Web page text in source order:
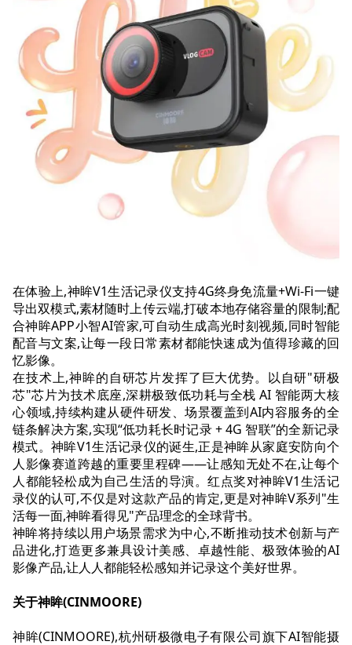
在体验上,神眸V1生活记录仪支持4G终身免流量+Wi-Fi一键
导出双模式,素材随时上传云端,打破本地存储容量的限制;配
合神眸APP小智AI管家,可自动生成高光时刻视频,同时智能
配音与文案,让每一段日常素材都能快速成为值得珍藏的回
忆影像。
在技术上,神眸的自研芯片发挥了巨大优势。以自研"研极
芯"芯片为技术底座,深耕极致低功耗与全栈 AI 智能两大核
心领域,持续构建从硬件研发、场景覆盖到AI内容服务的全
链条解决方案,实现“低功耗长时记录 + 4G 智联”的全新记录
模式。神眸V1生活记录仪的诞生,正是神眸从家庭安防向个
人影像赛道跨越的重要里程碑——让感知无处不在,让每个
人都能轻松成为自己生活的导演。红点奖对神眸V1生活记
录仪的认可,不仅是对这款产品的肯定,更是对神眸V系列"生
活每一面,神眸看得见"产品理念的全球背书。
神眸将持续以用户场景需求为中心,不断推动技术创新与产
品进化,打造更多兼具设计美感、卓越性能、极致体验的AI
影像产品,让人人都能轻松感知并记录这个美好世界。
关于神眸(CINMOORE)
神眸(CINMOORE),杭州研极微电子有限公司旗下AI智能摄